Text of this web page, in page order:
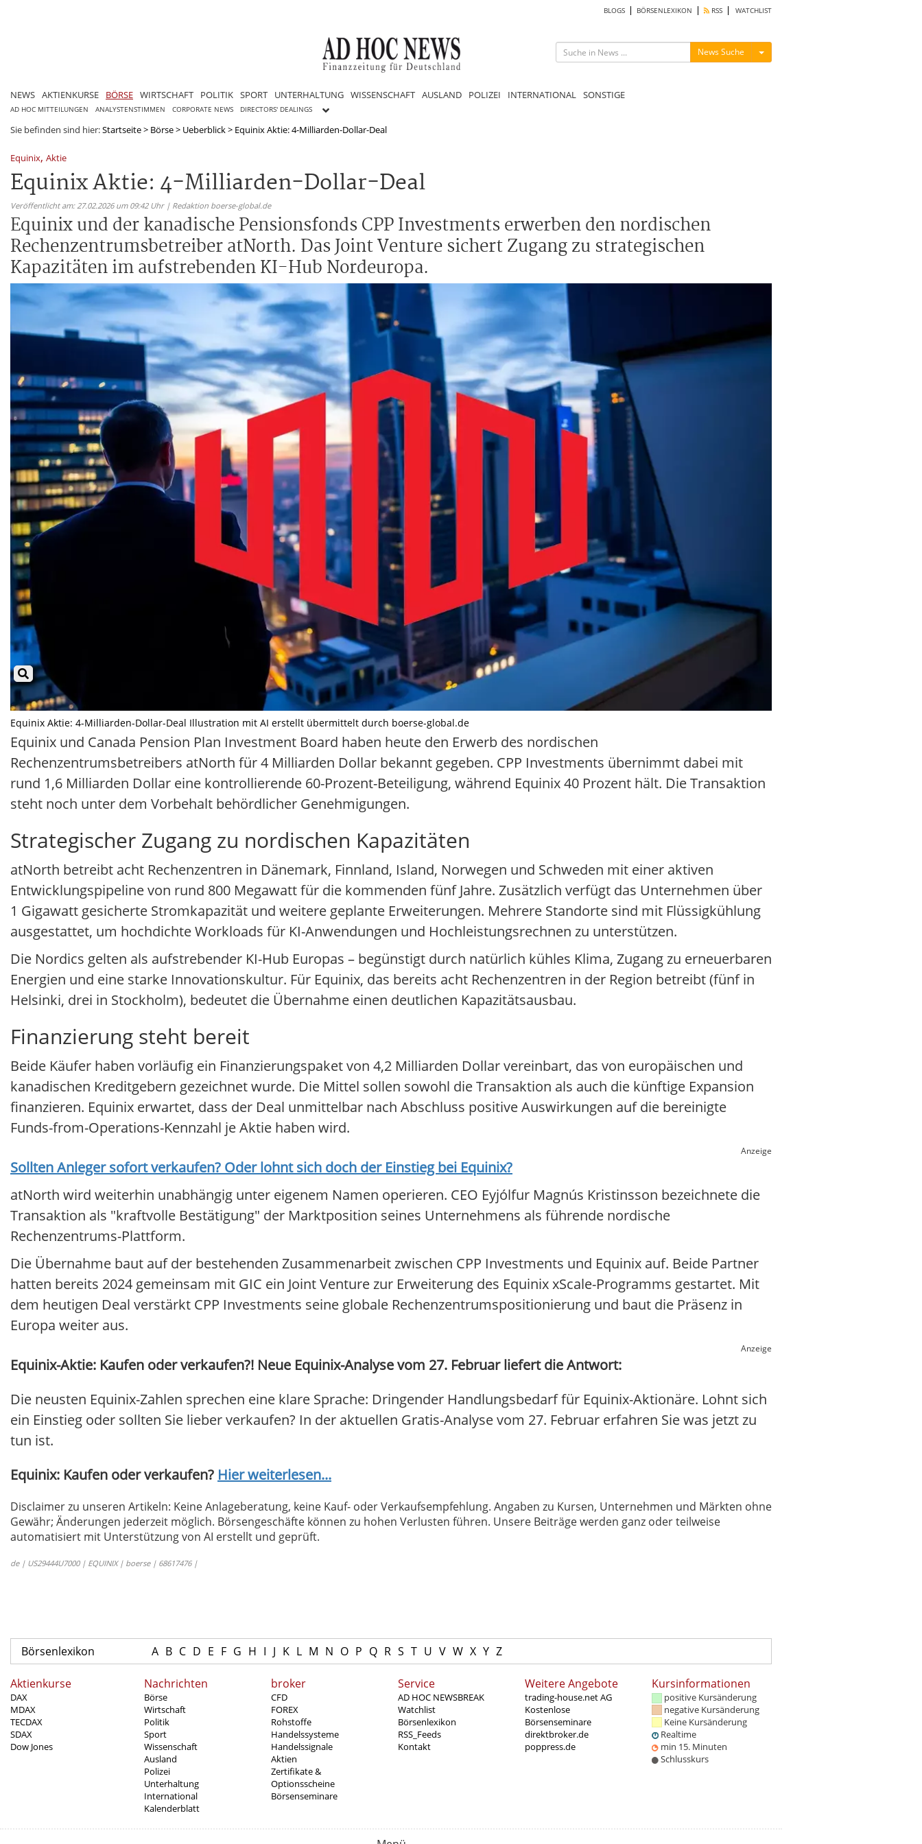
BLOGS BÖRSENLEXIKON RSS WATCHLIST
News Suche Menü ein-/ausblenden
NEWS AKTIENKURSE BÖRSE WIRTSCHAFT POLITIK SPORT UNTERHALTUNG WISSENSCHAFT AUSLAND POLIZEI INTERNATIONAL SONSTIGE
AD HOC MITTEILUNGEN ANALYSTENSTIMMEN CORPORATE NEWS DIRECTORS' DEALINGS
Sie befinden sind hier:Startseite> Börse> Ueberblick> Equinix Aktie: 4-Milliarden-Dollar-Deal
Equinix, Aktie
Equinix Aktie: 4-Milliarden-Dollar-Deal
Veröffentlicht am: 27.02.2026 um 09:42 Uhr | Redaktion boerse-global.de
Equinix und der kanadische Pensionsfonds CPP Investments erwerben den nordischen
Rechenzentrumsbetreiber atNorth. Das Joint Venture sichert Zugang zu strategischen
Kapazitäten im aufstrebenden KI-Hub Nordeuropa.
Equinix Aktie: 4-Milliarden-Dollar-Deal Illustration mit AI erstellt übermittelt durch boerse-global.de
Equinix und Canada Pension Plan Investment Board haben heute den Erwerb des nordischen
Rechenzentrumsbetreibers atNorth für 4 Milliarden Dollar bekannt gegeben. CPP Investments übernimmt dabei mit
rund 1,6 Milliarden Dollar eine kontrollierende 60-Prozent-Beteiligung, während Equinix 40 Prozent hält. Die Transaktion
steht noch unter dem Vorbehalt behördlicher Genehmigungen.
Strategischer Zugang zu nordischen Kapazitäten
atNorth betreibt acht Rechenzentren in Dänemark, Finnland, Island, Norwegen und Schweden mit einer aktiven
Entwicklungspipeline von rund 800 Megawatt für die kommenden fünf Jahre. Zusätzlich verfügt das Unternehmen über
1 Gigawatt gesicherte Stromkapazität und weitere geplante Erweiterungen. Mehrere Standorte sind mit Flüssigkühlung
ausgestattet, um hochdichte Workloads für KI-Anwendungen und Hochleistungsrechnen zu unterstützen.
Die Nordics gelten als aufstrebender KI-Hub Europas – begünstigt durch natürlich kühles Klima, Zugang zu erneuerbaren
Energien und eine starke Innovationskultur. Für Equinix, das bereits acht Rechenzentren in der Region betreibt (fünf in
Helsinki, drei in Stockholm), bedeutet die Übernahme einen deutlichen Kapazitätsausbau.
Finanzierung steht bereit
Beide Käufer haben vorläufig ein Finanzierungspaket von 4,2 Milliarden Dollar vereinbart, das von europäischen und
kanadischen Kreditgebern gezeichnet wurde. Die Mittel sollen sowohl die Transaktion als auch die künftige Expansion
finanzieren. Equinix erwartet, dass der Deal unmittelbar nach Abschluss positive Auswirkungen auf die bereinigte
Funds-from-Operations-Kennzahl je Aktie haben wird.
Anzeige
Sollten Anleger sofort verkaufen? Oder lohnt sich doch der Einstieg bei Equinix?
atNorth wird weiterhin unabhängig unter eigenem Namen operieren. CEO Eyjólfur Magnús Kristinsson bezeichnete die
Transaktion als "kraftvolle Bestätigung" der Marktposition seines Unternehmens als führende nordische
Rechenzentrums-Plattform.
Die Übernahme baut auf der bestehenden Zusammenarbeit zwischen CPP Investments und Equinix auf. Beide Partner
hatten bereits 2024 gemeinsam mit GIC ein Joint Venture zur Erweiterung des Equinix xScale-Programms gestartet. Mit
dem heutigen Deal verstärkt CPP Investments seine globale Rechenzentrumspositionierung und baut die Präsenz in
Europa weiter aus.
Anzeige
Equinix-Aktie: Kaufen oder verkaufen?! Neue Equinix-Analyse vom 27. Februar liefert die Antwort:
Die neusten Equinix-Zahlen sprechen eine klare Sprache: Dringender Handlungsbedarf für Equinix-Aktionäre. Lohnt sich
ein Einstieg oder sollten Sie lieber verkaufen? In der aktuellen Gratis-Analyse vom 27. Februar erfahren Sie was jetzt zu
tun ist.
Equinix: Kaufen oder verkaufen? Hier weiterlesen...
Disclaimer zu unseren Artikeln: Keine Anlageberatung, keine Kauf- oder Verkaufsempfehlung. Angaben zu Kursen, Unternehmen und Märkten ohne
Gewähr; Änderungen jederzeit möglich. Börsengeschäfte können zu hohen Verlusten führen. Unsere Beiträge werden ganz oder teilweise
automatisiert mit Unterstützung von AI erstellt und geprüft.
de | US29444U7000 | EQUINIX | boerse | 68617476 |
Börsenlexikon A B C D E F G H I J K L M N O P Q R S T U V W X Y Z
Aktienkurse
DAX
MDAX
TECDAX
SDAX
Dow Jones
Nachrichten
Börse
Wirtschaft
Politik
Sport
Wissenschaft
Ausland
Polizei
Unterhaltung
International
Kalenderblatt
broker
CFD
FOREX
Rohstoffe
Handelssysteme
Handelssignale
Aktien
Zertifikate &
Optionsscheine
Börsenseminare
Service
AD HOC NEWSBREAK
Watchlist
Börsenlexikon
RSS_Feeds
Kontakt
Weitere Angebote
trading-house.net AG
Kostenlose
Börsenseminare
direktbroker.de
poppress.de
Kursinformationen
positive Kursänderung
negative Kursänderung
Keine Kursänderung
Realtime
min 15. Minuten
Schlusskurs